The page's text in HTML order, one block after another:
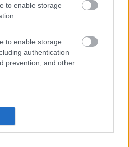
to enable storage
to enable storage
authentication
prevention, and other